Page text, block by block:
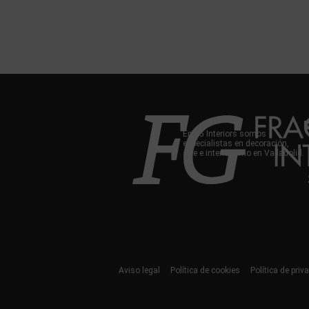
En FG Interiors somos
especialistas en decoración,
arte e interiorismo en Valladolid.
Aviso legal Política de cookies Política de